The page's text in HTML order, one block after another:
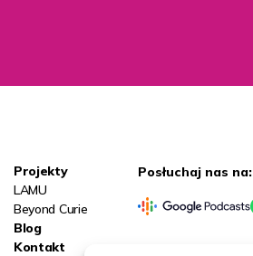
Projekty
LAMU
Beyond Curie
Blog
Kontakt
Posłuchaj nas na: